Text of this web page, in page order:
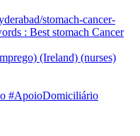
stomach-cancer-
: Best stomach Cancer
(Ireland) (nurses)
#ApoioDomiciliário